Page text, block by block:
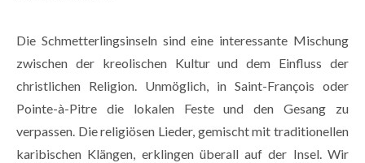
Die Schmetterlingsinseln sind eine interessante Mischung
zwischen der kreolischen Kultur und dem Einfluss der
christlichen Religion. Unmöglich, in Saint-François oder
Pointe-à-Pitre die lokalen Feste und den Gesang zu
verpassen. Die religiösen Lieder, gemischt mit traditionellen
karibischen Klängen, erklingen überall auf der Insel. Wir